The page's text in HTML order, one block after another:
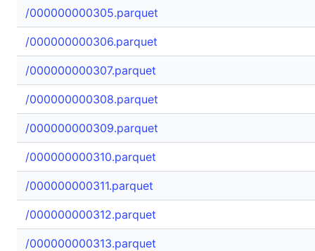
/000000000305.parquet
/000000000306.parquet
/000000000307.parquet
/000000000308.parquet
/000000000309.parquet
/000000000310.parquet
/000000000311.parquet
/000000000312.parquet
/000000000313.parquet